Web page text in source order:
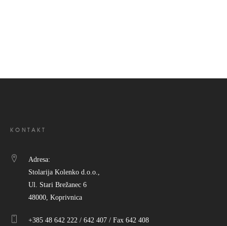
KONTAKT
Adresa:
Stolarija Kolenko d.o.o.,
Ul. Stari Brežanec 6
48000, Koprivnica
+385 48 642 222 / 642 407 / Fax 642 408